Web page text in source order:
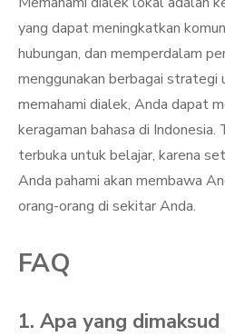
yang dapat meningkatkan
hubungan, dan memperdalam
menggunakan berbagai strategi
memahami dialek, Anda dapat
keragaman bahasa di
terbuka untuk belajar, karena
Anda pahami akan membawa
orang-orang di sekitar Anda.
FAQ
1. Apa yang